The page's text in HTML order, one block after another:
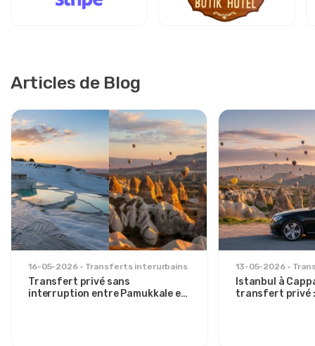
Articles de Blog
16-05-2026 Transferts interurbains
Transfert privé sans
interruption entre Pamukkale et
13-05-2026
Istanbul à
transfert privé